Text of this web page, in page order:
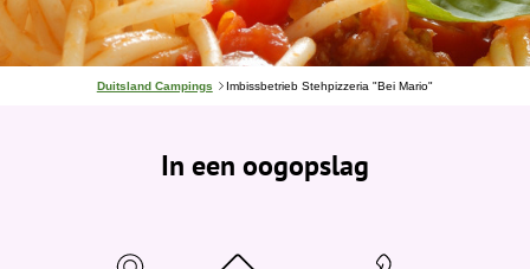
J
Duitsland Campings Imbissbetrieb Stehpizzeria "Bei Mario"
In een oogopslag